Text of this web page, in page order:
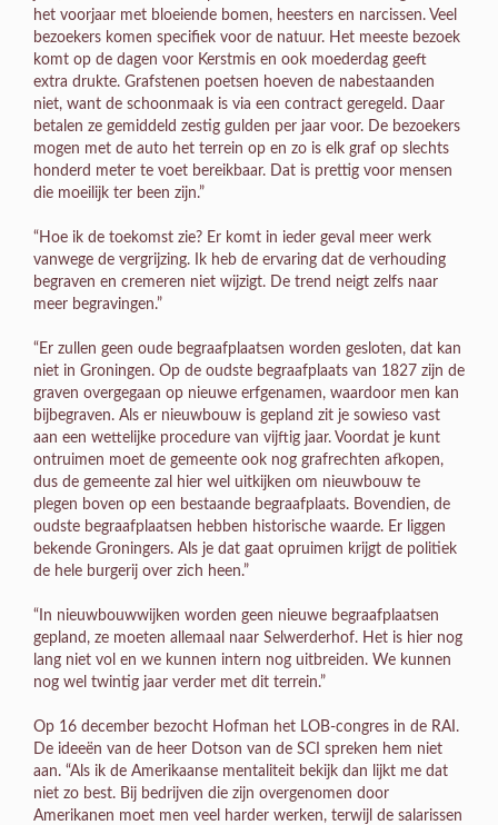
het voorjaar met bloeiende bomen, heesters en narcissen. Veel
bezoekers komen specifiek voor de natuur. Het meeste bezoek
komt op de dagen voor Kerstmis en ook moederdag geeft
extra drukte. Grafstenen poetsen hoeven de nabestaanden
niet, want de schoonmaak is via een contract geregeld. Daar
betalen ze gemiddeld zestig gulden per jaar voor. De bezoekers
mogen met de auto het terrein op en zo is elk graf op slechts
honderd meter te voet bereikbaar. Dat is prettig voor mensen
die moeilijk ter been zijn.”
“Hoe ik de toekomst zie? Er komt in ieder geval meer werk
vanwege de vergrijzing. Ik heb de ervaring dat de verhouding
begraven en cremeren niet wijzigt. De trend neigt zelfs naar
meer begravingen.”
“Er zullen geen oude begraafplaatsen worden gesloten, dat kan
niet in Groningen. Op de oudste begraafplaats van 1827 zijn de
graven overgegaan op nieuwe erfgenamen, waardoor men kan
bijbegraven. Als er nieuwbouw is gepland zit je sowieso vast
aan een wettelijke procedure van vijftig jaar. Voordat je kunt
ontruimen moet de gemeente ook nog grafrechten afkopen,
dus de gemeente zal hier wel uitkijken om nieuwbouw te
plegen boven op een bestaande begraafplaats. Bovendien, de
oudste begraafplaatsen hebben historische waarde. Er liggen
bekende Groningers. Als je dat gaat opruimen krijgt de politiek
de hele burgerij over zich heen.”
“In nieuwbouwwijken worden geen nieuwe begraafplaatsen
gepland, ze moeten allemaal naar Selwerderhof. Het is hier nog
lang niet vol en we kunnen intern nog uitbreiden. We kunnen
nog wel twintig jaar verder met dit terrein.”
Op 16 december bezocht Hofman het LOB-congres in de RAI.
De ideeën van de heer Dotson van de SCI spreken hem niet
aan. “Als ik de Amerikaanse mentaliteit bekijk dan lijkt me dat
niet zo best. Bij bedrijven die zijn overgenomen door
Amerikanen moet men veel harder werken, terwijl de salarissen